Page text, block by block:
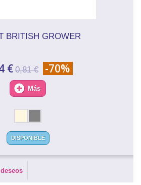
BRITISH GROWER
€ 0,81 € -70%
Más
DISPONIBLE